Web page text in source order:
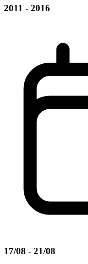
2011 - 2016
17/08 - 21/08